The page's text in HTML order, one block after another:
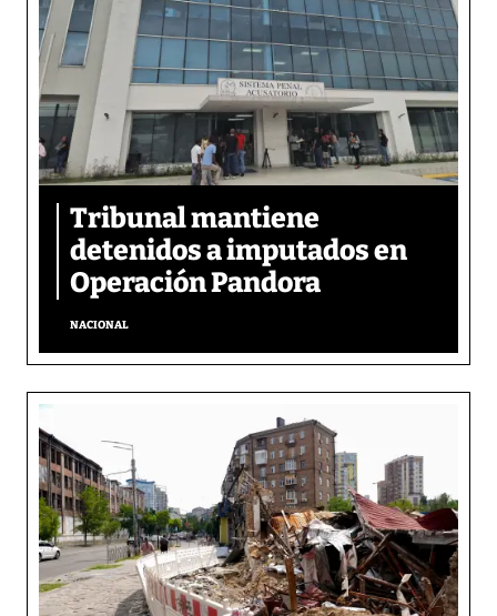
Tribunal mantiene
detenidos a imputados en
Operación Pandora
NACIONAL